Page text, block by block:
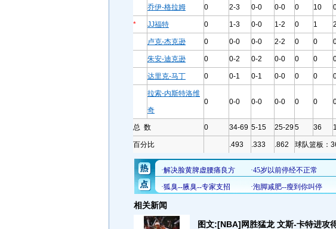
乔伊-格拉姆 0 2-3 0-0 0-0 0 10
* JJ福特 0 1-3 0-0 1-2 0 1 2
卢克-杰克逊 0 0-0 0-0 2-2 0 0
朱安-迪克逊 0 0-2 0-2 0-0 0 0
达里克-马丁 0 0-1 0-1 0-0 0 0
拉索-内斯特洛维
奇
0 0-0 0-0 0-0 0 0
总 数 0 34-69 5-15 25-295 36
百分比 .493 .333 .862 球队篮板：
相关新闻
图文:[NBA]网胜猛龙 文斯-卡特进攻